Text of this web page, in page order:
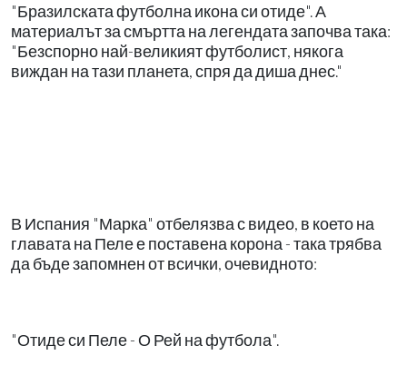
"Бразилската футболна икона си отиде". А
материалът за смъртта на легендата започва така:
"Безспорно най-великият футболист, някога
виждан на тази планета, спря да диша днес."
В Испания "Марка" отбелязва с видео, в което на
главата на Пеле е поставена корона - така трябва
да бъде запомнен от всички, очевидното:
"Отиде си Пеле - О Рей на футбола".